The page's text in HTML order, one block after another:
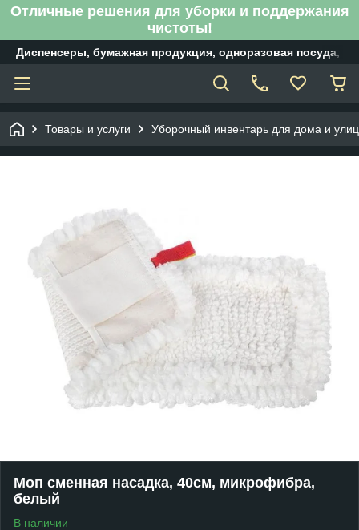
Отличные решения для уборки и поддержания
чистоты!
Диспенсеры, бумажная продукция, одноразовая посуда,
Товары и услуги Уборочный инвентарь для дома и
Моп сменная насадка, 40см, микрофибра,
белый
В наличии